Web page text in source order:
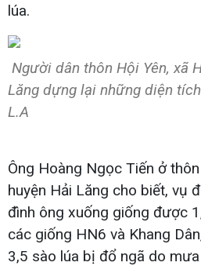
lúa.
Người dân thôn Hội Yên, xã
Lăng dựng lại những diện
L.A
Ông Hoàng Ngọc Tiến ở
huyện Hải Lăng cho biết, vụ
đình ông xuống giống được
các giống HN6 và Khang
3,5 sào lúa bị đổ ngã do